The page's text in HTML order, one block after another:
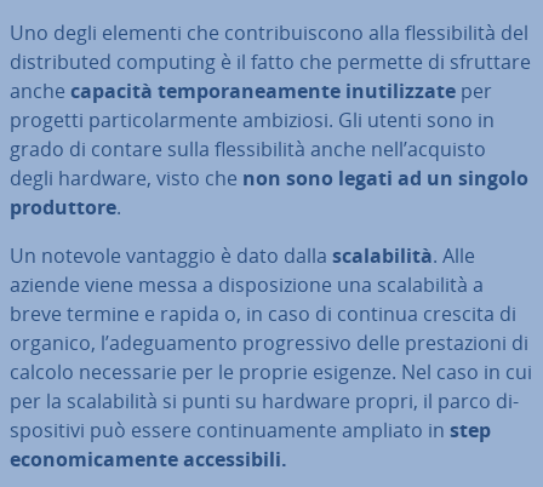
Uno degli elementi che con­tri­bui­sco­no alla fles­si­bi­li­tà del
di­stri­bu­ted computing è il fatto che permette di sfruttare
anche capacità tem­po­ra­nea­men­te inu­ti­liz­za­te per
progetti par­ti­co­lar­men­te ambiziosi. Gli utenti sono in
grado di contare sulla fles­si­bi­li­tà anche nell’acquisto
degli hardware, visto che non sono legati ad un singolo
pro­dut­to­re.
Un notevole vantaggio è dato dalla sca­la­bi­li­tà. Alle
aziende viene messa a di­spo­si­zio­ne una sca­la­bi­li­tà a
breve termine e rapida o, in caso di continua crescita di
organico, l’ade­gua­men­to pro­gres­si­vo delle pre­sta­zio­ni di
calcolo ne­ces­sa­rie per le proprie esigenze. Nel caso in cui
per la sca­la­bi­li­tà si punti su hardware propri, il parco di­
spo­si­ti­vi può essere con­ti­nua­men­te ampliato in step
eco­no­mi­ca­men­te ac­ces­si­bi­li.